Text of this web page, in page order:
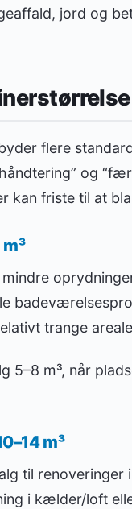
jord og
flere
og
kan friste til at
trange
5–8 m³, når
m³
til
i kælder/loft